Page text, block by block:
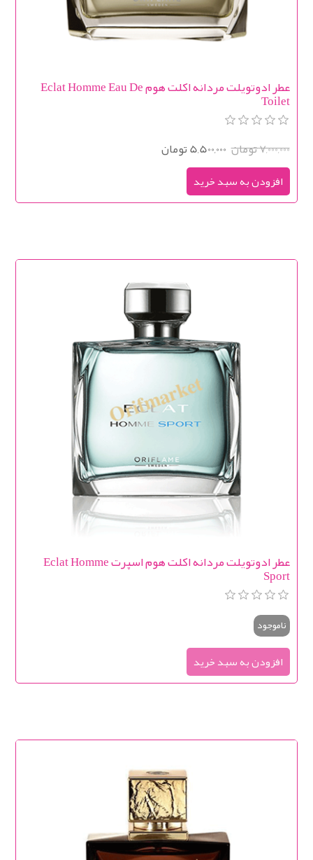
عطر ادوتویلت مردانه اکلت هوم Eclat Homme Eau De
Toilet
7,000,000 تومان 5,500,000 تومان
عطر ادوتویلت مردانه اکلت هوم اسپرت Eclat Homme
Sport
ناموجود